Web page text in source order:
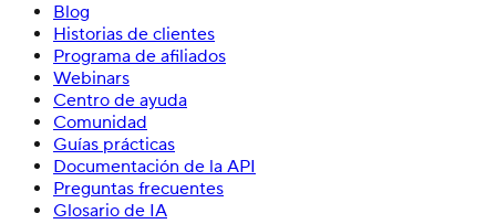
Blog
Historias de clientes
Programa de afiliados
Webinars
Centro de ayuda
Comunidad
Guías prácticas
Documentación de la API
Preguntas frecuentes
Glosario de IA